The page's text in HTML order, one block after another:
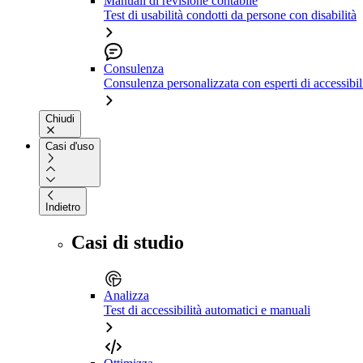
Test di usabilità condotti da persone con disabilità
Consulenza
Consulenza personalizzata con esperti di
Chiudi
Casi d'uso
Indietro
Casi di studio
Analizza
Test di accessibilità automatici e manuali